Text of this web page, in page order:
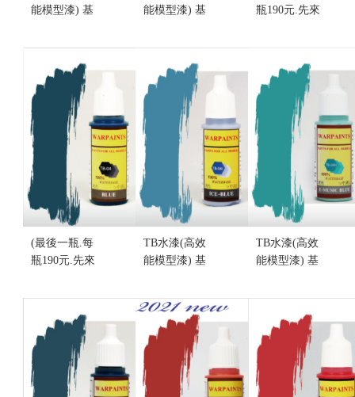
能模型漆) 基
柔亮藍(不挑
售價:190
能模型漆) 基
鉉亮藍(不挑
售價:190
瓶190元.先來
型漆) 基礎色
TB-04J 電戰
藍(不挑盒況)
售價:190
(最後一瓶.每
瓶190元.先來
漆(高效能模
型漆) 基礎色
TB-04 海洋
藍(消光)(不
挑盒況)
售價:190
TB水漆(高效
能模型漆) 基
冰雪藍(不挑
盒況)
售價:190
TB水漆(高效
能模型漆) 基
電音藍(不挑
售價:190